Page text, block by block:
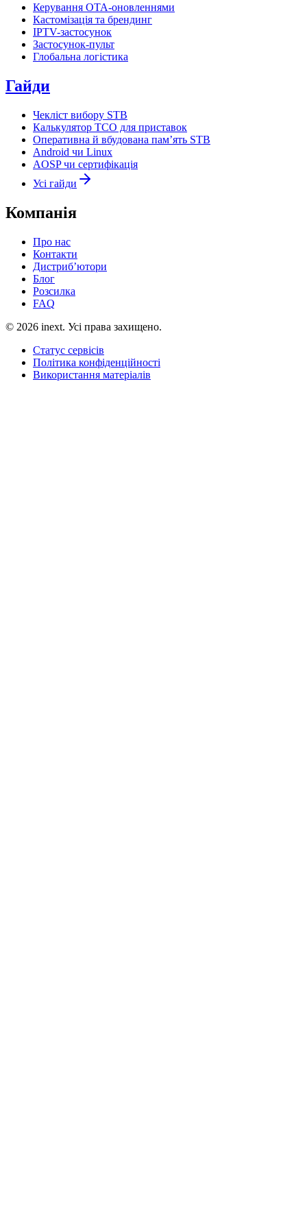
Керування OTA-оновленнями
Кастомізація та брендинг
IPTV-застосунок
Застосунок-пульт
Глобальна логістика
Гайди
Чекліст вибору STB
Калькулятор TCO для приставок
Оперативна й вбудована пам’ять STB
Android чи Linux
AOSP чи сертифікація
Усі гайди
Компанія
Про нас
Контакти
Дистриб’ютори
Блог
Розсилка
FAQ
© 2026 inext. Усі права захищено.
Статус сервісів
Політика конфіденційності
Використання матеріалів